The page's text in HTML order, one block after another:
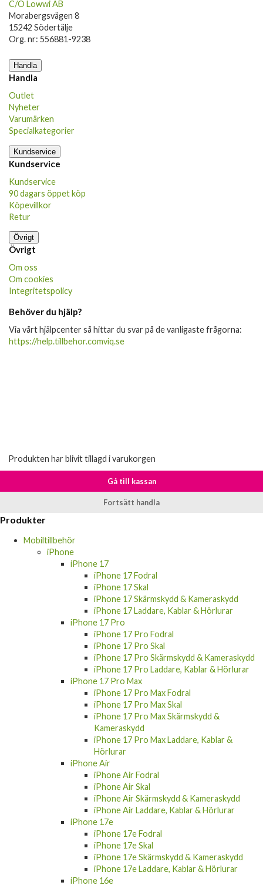
C/O Lowwi AB
Morabergsvägen 8
15242 Södertälje
Org. nr: 556881-9238
Handla
Handla
Outlet
Nyheter
Varumärken
Specialkategorier
Kundservice
Kundservice
Kundservice
90 dagars öppet köp
Köpevillkor
Retur
Övrigt
Övrigt
Om oss
Om cookies
Integritetspolicy
Behöver du hjälp?
Via vårt hjälpcenter så hittar du svar på de vanligaste frågorna:
https://help.tillbehor.comviq.se
Produkten har blivit tillagd i varukorgen
Gå till kassan
Fortsätt handla
Produkter
Mobiltillbehör
iPhone
iPhone 17
iPhone 17 Fodral
iPhone 17 Skal
iPhone 17 Skärmskydd & Kameraskydd
iPhone 17 Laddare, Kablar & Hörlurar
iPhone 17 Pro
iPhone 17 Pro Fodral
iPhone 17 Pro Skal
iPhone 17 Pro Skärmskydd & Kameraskydd
iPhone 17 Pro Laddare, Kablar & Hörlurar
iPhone 17 Pro Max
iPhone 17 Pro Max Fodral
iPhone 17 Pro Max Skal
iPhone 17 Pro Max Skärmskydd &
Kameraskydd
iPhone 17 Pro Max Laddare, Kablar &
Hörlurar
iPhone Air
iPhone Air Fodral
iPhone Air Skal
iPhone Air Skärmskydd & Kameraskydd
iPhone Air Laddare, Kablar & Hörlurar
iPhone 17e
iPhone 17e Fodral
iPhone 17e Skal
iPhone 17e Skärmskydd & Kameraskydd
iPhone 17e Laddare, Kablar & Hörlurar
iPhone 16e